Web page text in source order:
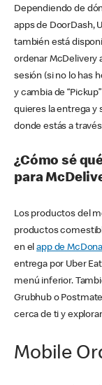
Dependiendo de
apps de DoorDash,
también está
ordenar McDelivery
sesión (si no lo has
y cambia de
quieres la entrega y
donde estás a
¿Cómo sé
para
Los productos del
productos
en elapp de
entrega por Uber
menú inferior.
Grubhub o
cerca de ti y
Mobile